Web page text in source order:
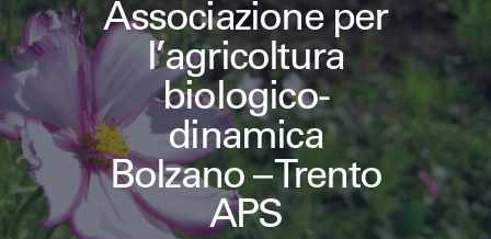
Associazione per
l’agricoltura
biologico-
dinamica
Bolzano – Trento
APS